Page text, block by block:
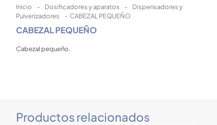
Inicio - Dosificadores y aparatos -
Dispensadores y
Pulverizadores
- CABEZAL PEQUEÑO
CABEZAL PEQUEÑO
Cabezal pequeño.
Productos relacionados